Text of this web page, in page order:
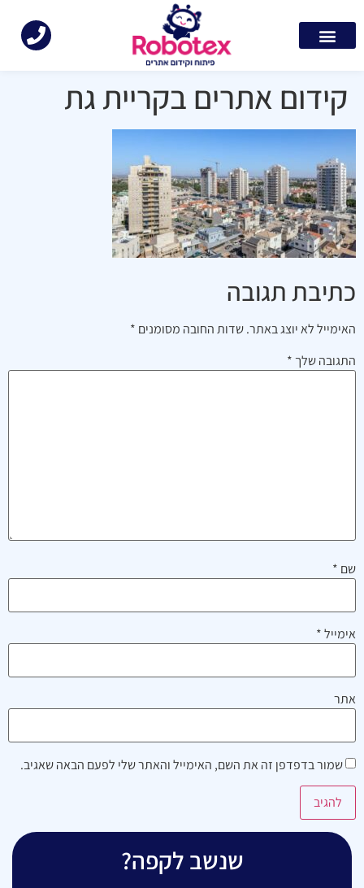
קידום אתרים בקריית גת
כתיבת תגובה
האימייל לא יוצג באתר.שדות החובה מסומנים *
התגובה שלך *
שם *
אימייל*
אתר
שמור בדפדפן זה את השם, האימייל והאתר שלי לפעם הבאה שאגיב.
שנשב לקפה?